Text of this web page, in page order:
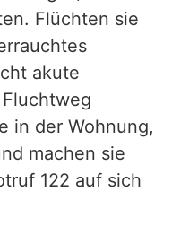
Flüchten sie
akute
in der Wohnung,
machen sie
122 auf sich